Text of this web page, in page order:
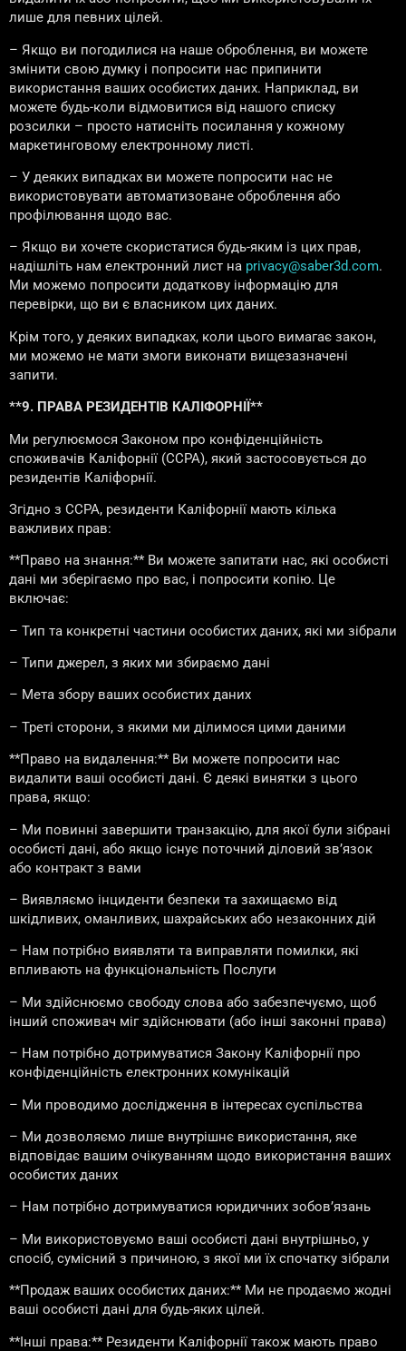
лише для певних цілей.
– Якщо ви погодилися на наше оброблення, ви можете
змінити свою думку і попросити нас припинити
використання ваших особистих даних. Наприклад, ви
можете будь-коли відмовитися від нашого списку
розсилки – просто натисніть посилання у кожному
маркетинговому електронному листі.
– У деяких випадках ви можете попросити нас не
використовувати автоматизоване оброблення або
профілювання щодо вас.
– Якщо ви хочете скористатися будь-яким із цих прав,
надішліть нам електронний лист на privacy@saber3d.com.
Ми можемо попросити додаткову інформацію для
перевірки, що ви є власником цих даних.
Крім того, у деяких випадках, коли цього вимагає закон,
ми можемо не мати змоги виконати вищезазначені
запити.
**9. ПРАВА РЕЗИДЕНТІВ КАЛІФОРНІЇ**
Ми регулюємося Законом про конфіденційність
споживачів Каліфорнії (CCPA), який застосовується до
резидентів Каліфорнії.
Згідно з CCPA, резиденти Каліфорнії мають кілька
важливих прав:
**Право на знання:** Ви можете запитати нас, які особисті
дані ми зберігаємо про вас, і попросити копію. Це
включає:
– Тип та конкретні частини особистих даних, які ми зібрали
– Типи джерел, з яких ми збираємо дані
– Мета збору ваших особистих даних
– Треті сторони, з якими ми ділимося цими даними
**Право на видалення:** Ви можете попросити нас
видалити ваші особисті дані. Є деякі винятки з цього
права, якщо:
– Ми повинні завершити транзакцію, для якої були зібрані
особисті дані, або якщо існує поточний діловий зв’язок
або контракт з вами
– Виявляємо інциденти безпеки та захищаємо від
шкідливих, оманливих, шахрайських або незаконних дій
– Нам потрібно виявляти та виправляти помилки, які
впливають на функціональність Послуги
– Ми здійснюємо свободу слова або забезпечуємо, щоб
інший споживач міг здійснювати (або інші законні права)
– Нам потрібно дотримуватися Закону Каліфорнії про
конфіденційність електронних комунікацій
– Ми проводимо дослідження в інтересах суспільства
– Ми дозволяємо лише внутрішнє використання, яке
відповідає вашим очікуванням щодо використання ваших
особистих даних
– Нам потрібно дотримуватися юридичних зобов’язань
– Ми використовуємо ваші особисті дані внутрішньо, у
спосіб, сумісний з причиною, з якої ми їх спочатку зібрали
**Продаж ваших особистих даних:** Ми не продаємо жодні
ваші особисті дані для будь-яких цілей.
**Інші права:** Резиденти Каліфорнії також мають право